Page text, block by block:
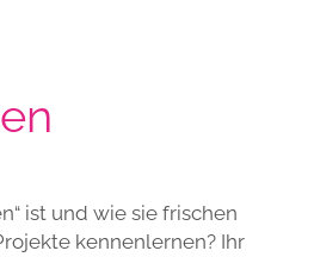
ist und wie sie frischen
kennenlernen? Ihr